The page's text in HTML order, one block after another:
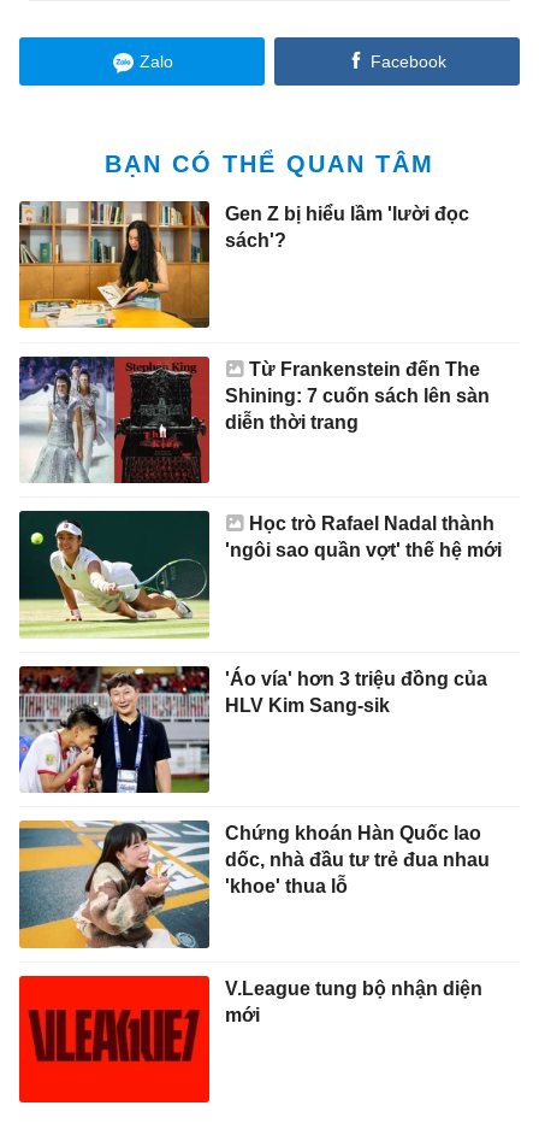
Zalo Facebook
BẠN CÓ THỂ QUAN TÂM
Gen Z bị hiểu lầm 'lười đọc
sách'?
Từ Frankenstein đến The
Shining: 7 cuốn sách lên sàn
diễn thời trang
Học trò Rafael Nadal thành
'ngôi sao quần vợt' thế hệ mới
'Áo vía' hơn 3 triệu đồng của
HLV Kim Sang-sik
Chứng khoán Hàn Quốc lao
dốc, nhà đầu tư trẻ đua nhau
'khoe' thua lỗ
V.League tung bộ nhận diện
mới